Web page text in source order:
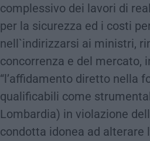
complessivo dei lavori di
per la sicurezza ed i costi
nell`indirizzarsi ai ministri,
concorrenza e del mercato,
“l’affidamento diretto nella
qualificabili come
Lombardia) in violazione
condotta idonea ad alterare